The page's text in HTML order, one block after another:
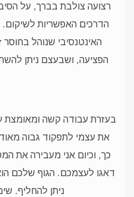
רצועה צולבת בברך, על
הדרכים האפשריות לשיקום.
האינטנסיבי שנוהל בחוסר
הפציעה, ושבעצם ניתן
בעזרת עבודה קשה ומאומצת
את עצמי לתפקוד גבוה מאוד
כך, וכיום אני מעבירה את
דאגו לעצמכם. הגוף שלכם
ניתן להחליף.